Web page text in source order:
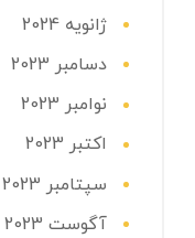
ژانویه 2024
دسامبر 2023
نوامبر 2023
اکتبر 2023
سپتامبر 2023
آگوست 2023